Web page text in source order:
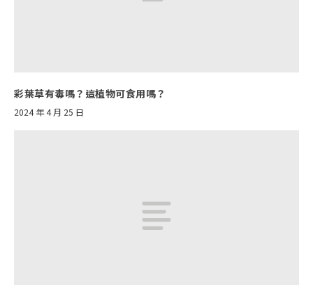
彩葉草有毒嗎？這植物可食用嗎？
2024 年 4 月 25 日